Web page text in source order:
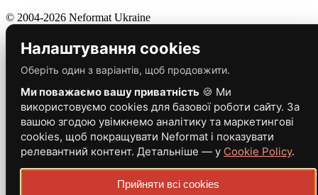
© 2004-2026 Neformat Ukraine
Налаштування cookies
Оберіть один з варіантів, щоб продовжити.
Ми поважаємо вашу приватність 🍪 Ми
використовуємо cookies для базової роботи сайту. За
вашою згодою увімкнемо аналітику та маркетингові
cookies, щоб покращувати Neformat і показувати
релевантний контент. Детальніше — у Cookie Policy.
Прийняти всі cookies